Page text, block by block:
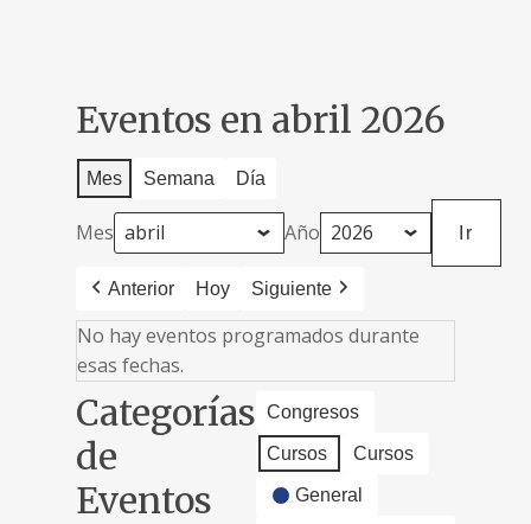
Eventos en abril 2026
Mes Semana Día
Mes Año
Anterior Hoy Siguiente
No hay eventos programados durante
esas fechas.
Categorías
de
Eventos
Congresos
Cursos Cursos
General